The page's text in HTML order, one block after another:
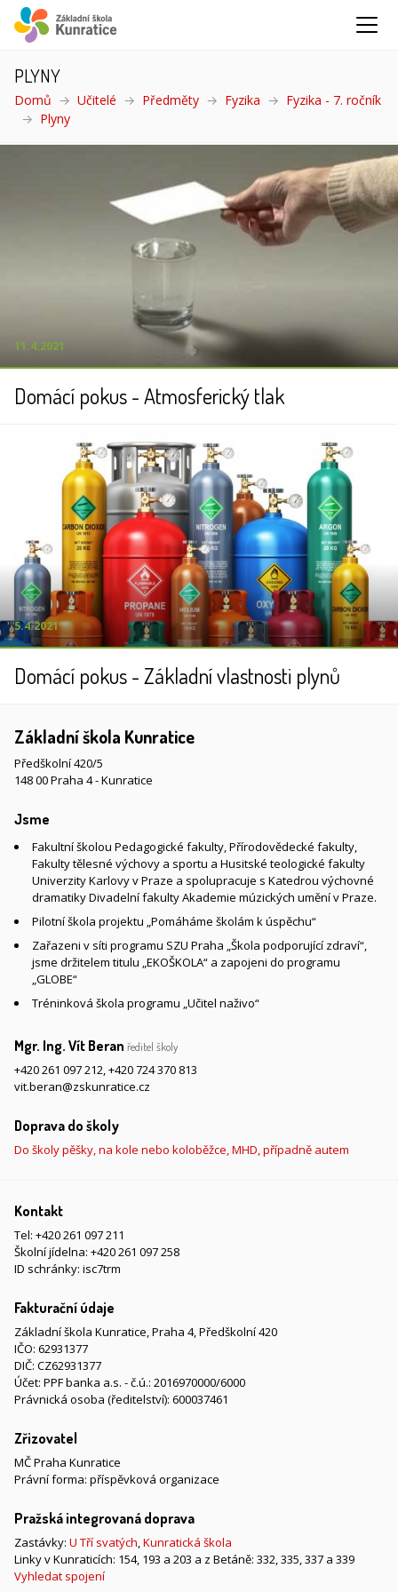
PLYNY
Domů Učitelé Předměty Fyzika
Fyzika - 7. ročník
Plyny
11.4.2021
Domácí pokus - Atmosferický tlak
5.4.2021
Domácí pokus - Základní vlastnosti plynů
Základní škola Kunratice
Předškolní 420/5
148 00 Praha 4 - Kunratice
Jsme
Fakultní školou Pedagogické fakulty, Přírodovědecké fakulty,
Fakulty tělesné výchovy a sportu a Husitské teologické fakulty
Univerzity Karlovy v Praze a spolupracuje s Katedrou výchovné
dramatiky Divadelní fakulty Akademie múzických umění v Praze.
Pilotní škola projektu „Pomáháme školám k úspěchu“
Zařazeni v síti programu SZU Praha „Škola podporující zdraví“,
jsme držitelem titulu „EKOŠKOLA“ a zapojeni do programu
„GLOBE“
Tréninková škola programu „Učitel naživo“
Mgr. Ing. Vít Beran ředitel školy
+420 261 097 212,+420 724 370 813
vit.beran@zskunratice.cz
Doprava do školy
Do školy pěšky, na kole nebo koloběžce, MHD, případně autem
Kontakt
Tel: +420 261 097 211
Školní jídelna: +420 261 097 258
ID schránky: isc7trm
Fakturační údaje
Základní škola Kunratice, Praha 4, Předškolní 420
IČO: 62931377
DIČ: CZ62931377
Účet: PPF banka a.s. - č.ú.: 2016970000/6000
Právnická osoba (ředitelství): 600037461
Zřizovatel
MČ Praha Kunratice
Právní forma: příspěvková organizace
Pražská integrovaná doprava
Zastávky: U Tří svatých,Kunratická škola
Linky v Kunraticích: 154, 193 a 203 a z Betáně: 332, 335, 337 a 339
Vyhledat spojení